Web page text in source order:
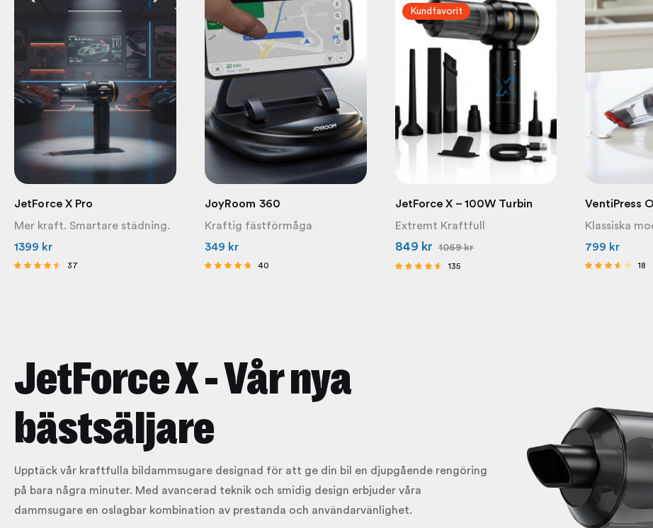
JetForce X Pro
Mer kraft. Smartare städning.
1399 kr
37
JoyRoom 360
Kraftig fästförmåga
349 kr
40
Kundfavorit
JetForce X – 100W Turbin
Extremt Kraftfull
849 kr 1069kr
135
VentiPress
Klassiska
799 kr
18
JetForce X - Vår nya
bästsäljare
Upptäck vår kraftfulla bildammsugare designad för att ge din bil en djupgående rengöring
på bara några minuter. Med avancerad teknik och smidig design erbjuder våra
dammsugare en oslagbar kombination av prestanda och användarvänlighet.